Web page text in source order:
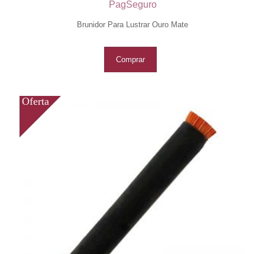
PagSeguro
Brunidor Para Lustrar Ouro Mate
Comprar